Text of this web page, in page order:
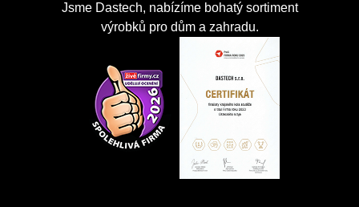
Jsme Dastech, nabízíme bohatý sortiment
výrobků pro dům a zahradu.